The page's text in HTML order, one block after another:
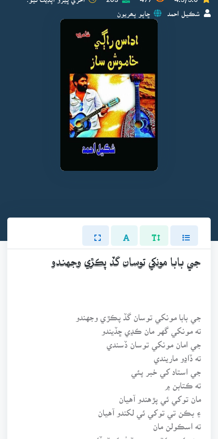
شڪيل احمد ڇاپو پھريون
جي بابا مونکي توسان گڏ پڪڙي وجهندو
جي بابا مونکي توسان گڏ پڪڙي وجهندو
ته مونکي گهر مان ڪڍي ڇڏيندو
جي امان مونکي توسان ڏسندي
ته ڏاڍو ماريندي
جي استاد کي خبر پئي
ته ڪتابن ۾
مان توکي ئي پڙهندو آهيان
۽ بڪن تي توکي ئي لکندو آهيان
ته اسڪولن مان
بيڊ ڪيريڪٽر جو سرٽيفڪيٽ ڏئي